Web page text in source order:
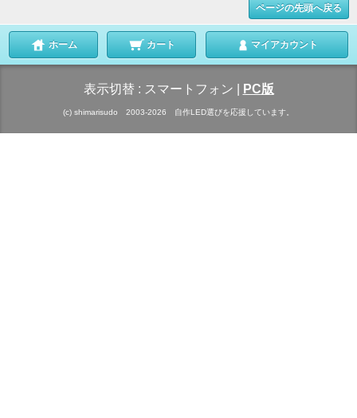
ページの先頭へ戻る
ホーム カート マイアカウント
表示切替 : スマートフォン PC版
(c) shimarisudo 2003-2026 自作LED選びを応援しています。